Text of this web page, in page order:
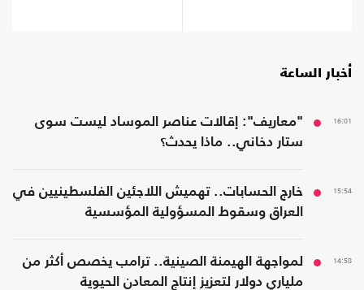
أخبار الساعة
16:01
"معاريف": إقالات عناصر الموساد ليست سوى
ستار دخاني.. ماذا يحدث؟
15:54
خارج الحسابات.. تهميش اللاجئين الفلسطينيين في
العراق وسقوط المسؤولية المؤسسية
14:58
لمواجهة الهيمنة الصينية.. ترامب يخصص أكثر من
ملياري دولار لتعزيز إنتاج المعادن الحيوية